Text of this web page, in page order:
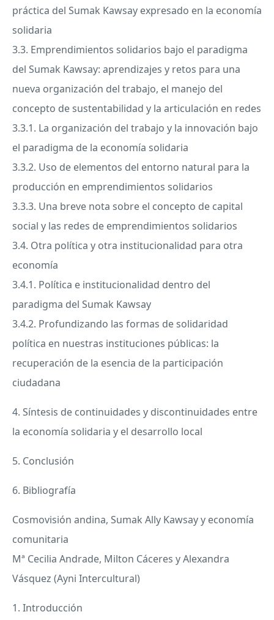
práctica del Sumak Kawsay expresado en la economía
solidaria
3.3. Emprendimientos solidarios bajo el paradigma
del Sumak Kawsay: aprendizajes y retos para una
nueva organización del trabajo, el manejo del
concepto de sustentabilidad y la articulación en redes
3.3.1. La organización del trabajo y la innovación bajo
el paradigma de la economía solidaria
3.3.2. Uso de elementos del entorno natural para la
producción en emprendimientos solidarios
3.3.3. Una breve nota sobre el concepto de capital
social y las redes de emprendimientos solidarios
3.4. Otra política y otra institucionalidad para otra
economía
3.4.1. Política e institucionalidad dentro del
paradigma del Sumak Kawsay
3.4.2. Profundizando las formas de solidaridad
política en nuestras instituciones públicas: la
recuperación de la esencia de la participación
ciudadana
4. Síntesis de continuidades y discontinuidades entre
la economía solidaria y el desarrollo local
5. Conclusión
6. Bibliografía
Cosmovisión andina, Sumak Ally Kawsay y economía
comunitaria
Mª Cecilia Andrade, Milton Cáceres y Alexandra
Vásquez (Ayni Intercultural)
1. Introducción